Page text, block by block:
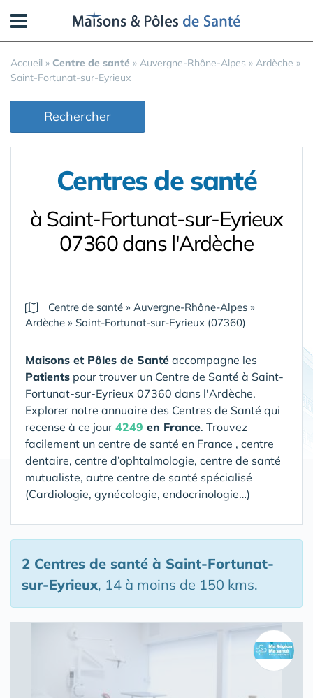
Accueil » Centre de santé » Auvergne-Rhône-Alpes » Ardèche »
Saint-Fortunat-sur-Eyrieux
Rechercher
Centres de santé
à Saint-Fortunat-sur-Eyrieux
07360 dans l'Ardèche
Centre de santé » Auvergne-Rhône-Alpes »
Ardèche » Saint-Fortunat-sur-Eyrieux (07360)
Maisons et Pôles de Santé accompagne les
Patients pour trouver un Centre de Santé à Saint-
Fortunat-sur-Eyrieux 07360 dans l'Ardèche.
Explorer notre annuaire des Centres de Santé qui
recense à ce jour 4249 en France. Trouvez
facilement un centre de santé en France , centre
dentaire, centre d’ophtalmologie, centre de santé
mutualiste, autre centre de santé spécialisé
(Cardiologie, gynécologie, endocrinologie…)
2 Centres de santé à Saint-Fortunat-
sur-Eyrieux, 14 à moins de 150 kms.
Panneau de gestion des cookies